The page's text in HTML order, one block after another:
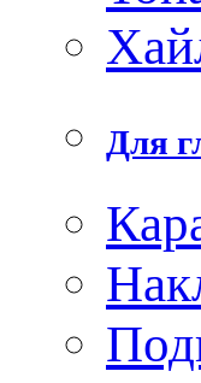
Для